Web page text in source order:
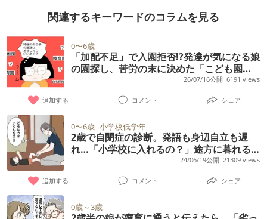
トレスがかかるだろうとも思いなかなか決め
まれた方がいらっしゃったらご助言いただけ
たら幸いです。
りますよ」と良いようにしか教えてくれませ
ん。 こんな状態が続けば自己肯定感がどんど
んなくなり、小学校でも友達に対してどんど
ん消極的になるのではないかと一番懸念して
います。 こんな状態で今の保育園で集団生活
を続けるのはデメリットがメリットを上回る
のではないか、だったら来年の入学式まで本
人が気楽に過ごせる児発施設などを探し、そ
こで過ごさせるほうがいいのではないかと思
い詰めてます。 もう毎日保育園に送っていく
のが憂鬱で仕方ありません。 本人はそこまで
行き渋りはないのですが、夜も寝つきが悪い
ですし、朝もなかなか出発したがりません。
過敏が強くなり耳を塞ぎ出すことはあるので
が、それまでに親が出来る事はあるでしょう
か。 本人に、耳を塞いでいると聞いた事や、
その理由を尋ねてみても良いのでしょうか。
ると集団生活に入る目安です。と言われまし
た。 この地域は息子くらいの子は幼稚園保育
園に行く子も多いようです。幼稚園は加配の
先生がいますが、園全体に1人です。 幼稚園
に見学に行ったところ、園長先生教頭先生も
含めてみんなで保育してます、心配ないです
よ、来てもらって大丈夫ですよ。と言ってく
ださりありがたいなと思ってます。 この地域
にはこの春引っ越してきまして、以前の地域
では幼稚園には断れ続けたので幼稚園に息子
の居場所はないと思ってました。息子の様子
や発達段階からもそう納得してました。 なの
で卒園まで療育園に通うつもりだったので、
別な加配の先生はいません。 先生方は娘の理
解に熱心で園の雰囲気も◎です。 幼稚園か
ら、今後の安全な園生活が保証できないため
親の安全係役をお願いされ、家族で協力して
きましたが仕事や体力面でだんだん付き添い
が厳しくなってきています。 素敵な園でした
が、娘の安全には変えられないし苦渋の決断
ですが転園を考えています。 転園候補の保育
園は、 クラス20人以下に先生二人の手厚さ
で、敷地面積も大きくなく防犯面もしっかり
したアットホームな園です。 加配をつける障
害枠も毎年受け入れていて、発達障害に理解
もあるようです。 しかし、 娘は不安を感じや
う単語はなく、パパママすらいいません。言
葉の理解の方は、発達相談センターで1歳程度
と言われました。ただ、日常の簡単な言葉
（ご飯だよ、お風呂だよ、ねんねだよ、お外
いこう、お家帰ろう、お手手洗おう、パパに
遊んでもらって、など）は理解しているの
で、日常生活は特に困りません。 また、初め
ての場所で静止が効かず走り回ってしまう、
呼んでも振り向かない、指差した方を見な
い、要求はクレーン、車を並べる…などあ
り、発達相談センターで、心理師さんから自
閉症確定のような口ぶりで言われています。
癇癪、こだわり、偏食、感覚過敏はなし、切
関連するキーワードのコラムを見る
0〜6歳
「加配不足」で入園拒否!?発達が気になる娘
の園探し、苦労の末に決めた「こども園」
と娘の今【小児科医コメントも】
26/07/16公開 6191 views
追加する コメント シェア
0〜6歳 小学校低学年
2歳で自閉症の診断。発語も身辺自立も遅
れ…「小学校に入れるの？」途方に暮れる
24/06/19公開 21309 views
追加する コメント シェア
0歳～3歳